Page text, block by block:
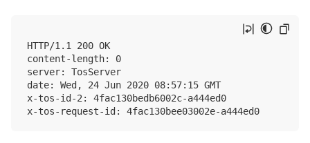
HTTP/1.1 200 OK
content-length: 0
server: TosServer
date: Wed, 24 Jun 2020 08:57:15 GMT
x-tos-id-2: 4fac130bedb6002c-a444ed0